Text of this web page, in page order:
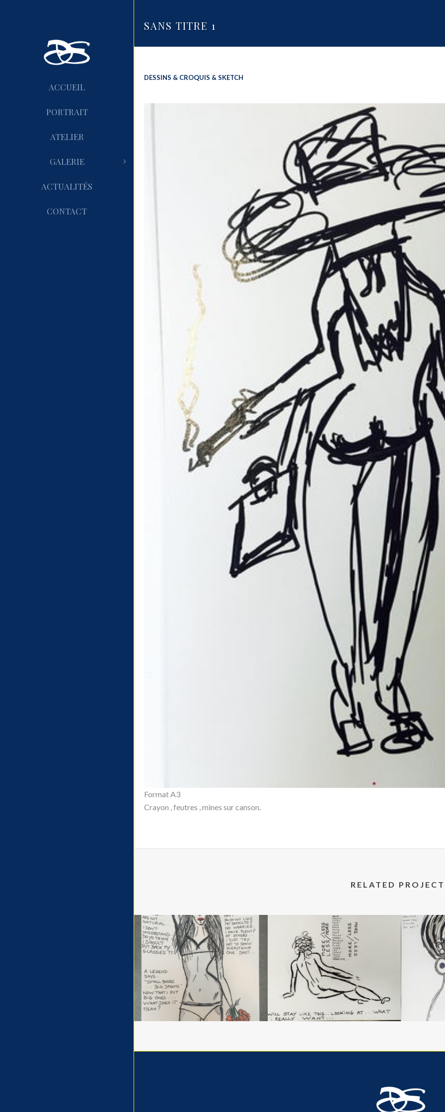
ACCUEIL
PORTRAIT
ATELIER
GALERIE
ACTUALITÉS
CONTACT
SANS TITRE 1
DESSINS & CROQUIS & SKETCH
Format A3
Crayon , feutres , mines sur canson.
RELATED